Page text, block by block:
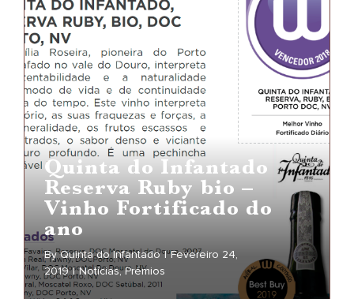
Quinta do Infantado
Reserva Ruby bio –
Vinho Fortificado do
ano
ByQuinta do Infantado | Fevereiro 24,
2019 | Notícias,Prémios